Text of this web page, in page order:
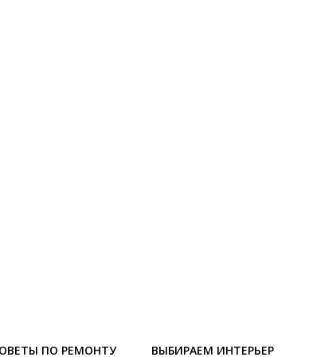
ПО РЕМОНТУ ВЫБИРАЕМ ИНТЕРЬЕР